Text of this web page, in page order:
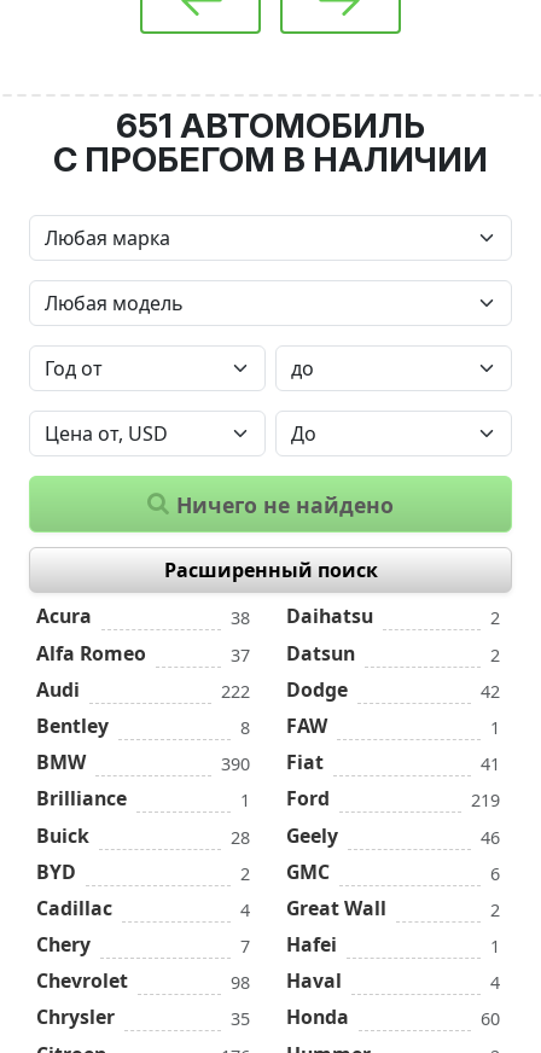
651 АВТОМОБИЛЬ
С ПРОБЕГОМ В НАЛИЧИИ
Ничего не найдено
Расширенный поиск
Acura
38
Alfa Romeo 37
Audi 222
Bentley 8
BMW 390
Brilliance 1
Buick 28
BYD 2
Cadillac 4
Chery 7
Chevrolet 98
Chrysler 35
Daihatsu 2
Datsun 2
Dodge 42
FAW 1
Fiat 41
Ford 219
Geely 46
GMC 6
Great Wall 2
Hafei 1
Haval 4
Honda 60